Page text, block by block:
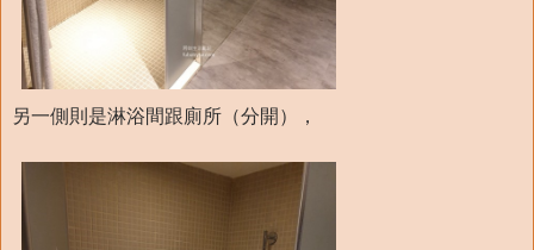
另一側則是淋浴間跟廁所（分開），